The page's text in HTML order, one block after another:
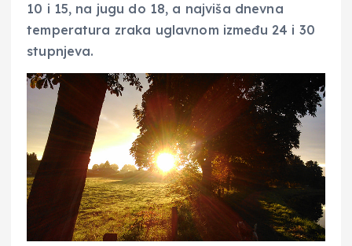
10 i 15, na jugu do 18, a najviša dnevna
temperatura zraka uglavnom između 24 i 30
stupnjeva.